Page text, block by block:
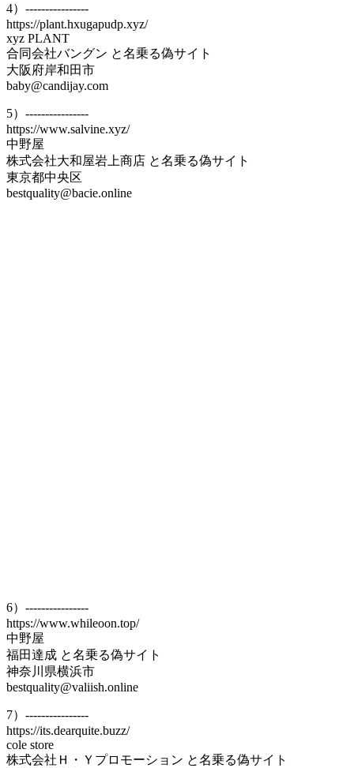
4）----------------
https://plant.hxugapudp.xyz/
xyz PLANT
合同会社バングン と名乗る偽サイト
大阪府岸和田市
baby@candijay.com
5）----------------
https://www.salvine.xyz/
中野屋
株式会社大和屋岩上商店 と名乗る偽サイト
東京都中央区
bestquality@bacie.online
6）----------------
https://www.whileoon.top/
中野屋
福田達成 と名乗る偽サイト
神奈川県横浜市
bestquality@valiish.online
7）----------------
https://its.dearquite.buzz/
cole store
株式会社Ｈ・Ｙプロモーション と名乗る偽サイト